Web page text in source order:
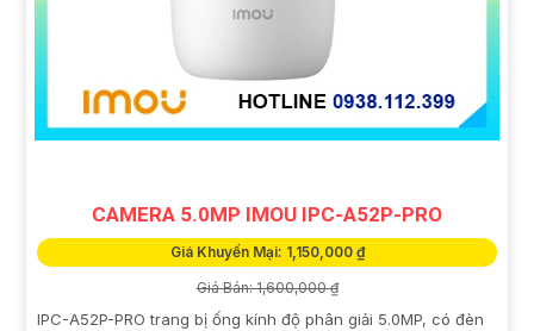
CAMERA 5.0MP IMOU IPC-A52P-PRO
Giá Khuyến Mại: 1,150,000 ₫
Giá Bán: 1,600,000 ₫
IPC-A52P-PRO trang bị ống kính độ phân giải 5.0MP, có đèn